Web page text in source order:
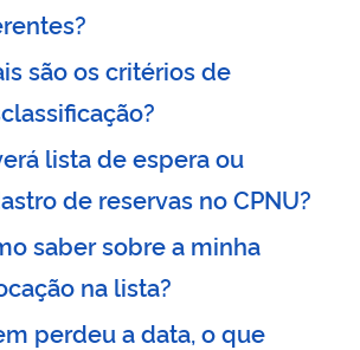
são os critérios de
lista de espera ou
de reservas no CPNU?
saber sobre a minha
na lista?
perdeu a data, o que